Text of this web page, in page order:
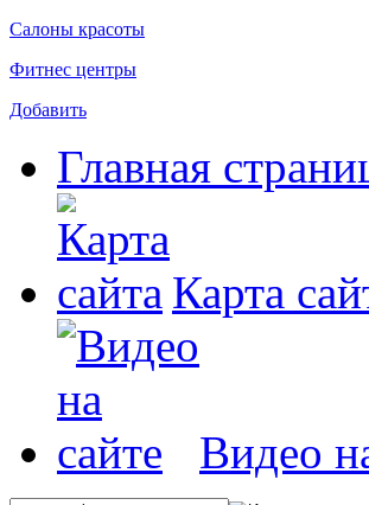
Салоны красоты
Фитнес центры
Добавить
Главная
Карта
Видео